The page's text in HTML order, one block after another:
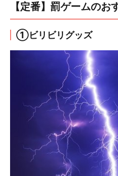
【定番】罰ゲームのお
①ビリビリグッズ